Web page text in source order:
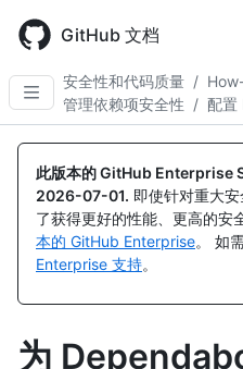
main
content
GitHub 文档
安全性和代码质量 /
管理依赖项安全性 / 配置
此版本的 GitHub Enterprise
2026-07-01. 即使针对重大
了获得更好的性能、更高的安
本的 GitHub Enterprise。 如
Enterprise 支持。
为